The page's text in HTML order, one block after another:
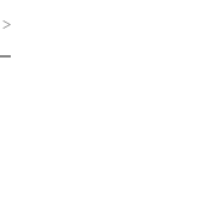
>